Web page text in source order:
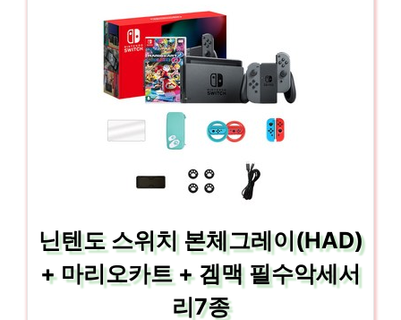
닌텐도 스위치 본체그레이(HAD)
+ 마리오카트 + 겜맥 필수악세서
리7종